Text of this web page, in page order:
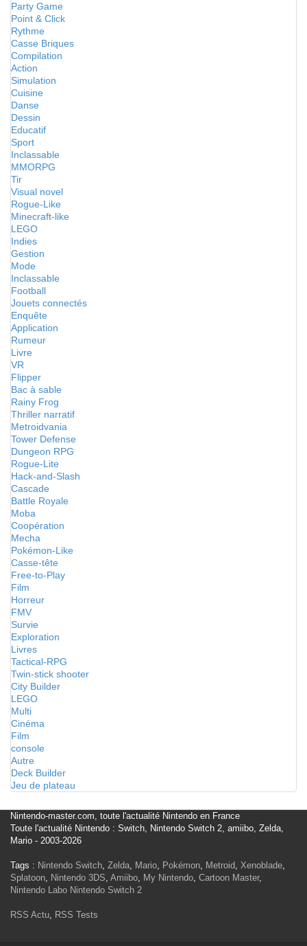
Party Game
Point & Click
Rythme
Casse Briques
Compilation
Action
Simulation
Cuisine
Danse
Dessin
Educatif
Sport
Inclassable
MMORPG
Tir
Visual novel
Rogue-Like
Minecraft-like
LEGO
Indies
Gestion
Mode
Inclassable
Football
Jouets connectés
Enquête
Application
Rumeur
Livre
VR
Flipper
Bac à sable
Rainy Frog
Thriller narratif
Metroidvania
Tower Defense
Dungeon RPG
Rogue-Lite
Hack-and-Slash
Cascade
Battle Royale
Moba
Coopération
Mecha
Pokémon-Like
Casse-tête
Free-to-Play
Film
Horreur
FMV
Survie
Exploration
Livres
Tactical-RPG
Twin-stick shooter
City Builder
LEGO
Multi
Cinéma
Film
console
Autre
Deck Builder
Jeu de plateau
Nintendo-master.com, toute l'actualité Nintendo en France
Toute l'actualité Nintendo : Switch, Nintendo Switch 2, amiibo, Zelda,
Mario - 2003-2026
Tags : Nintendo Switch, Zelda, Mario, Pokémon, Metroid, Xenoblade,
Splatoon, Nintendo 3DS, Amiibo, My Nintendo, Cartoon Master,
Nintendo Labo Nintendo Switch 2
RSS Actu, RSS Tests